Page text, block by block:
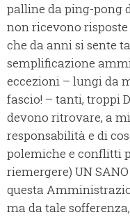
palline da ping-pong
non ricevono
che da anni si sente
semplificazione
eccezioni – lungi da
fascio! – tanti, troppi
devono ritrovare, a
responsabilità e di
polemiche e conflitti
riemergere) UN SANO
questa
ma da tale